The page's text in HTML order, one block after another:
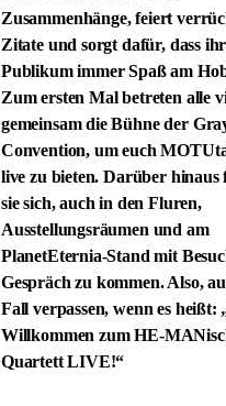
Zusammenhänge, feiert
Zitate und sorgt dafür, dass ihr
Publikum immer Spaß am
Zum ersten Mal betreten alle
gemeinsam die Bühne der
Convention, um euch
live zu bieten. Darüber hinaus
sie sich, auch in den Fluren,
Ausstellungsräumen und am
PlanetEternia-Stand mit
Gespräch zu kommen. Also,
Fall verpassen, wenn es heißt:
Willkommen zum HE-
Quartett LIVE!“